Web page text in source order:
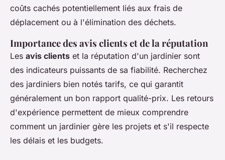
coûts cachés potentiellement liés aux frais de
déplacement ou à l'élimination des déchets.
Importance des avis clients et de la réputation
Les avis clients et la réputation d'un jardinier sont
des indicateurs puissants de sa fiabilité. Recherchez
des jardiniers bien notés tarifs, ce qui garantit
généralement un bon rapport qualité-prix. Les retours
d'expérience permettent de mieux comprendre
comment un jardinier gère les projets et s'il respecte
les délais et les budgets.